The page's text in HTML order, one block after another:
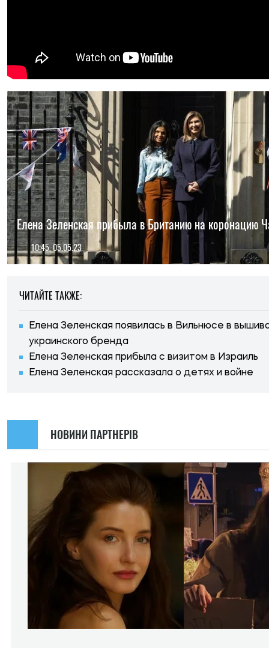
Елена Зеленская прибыла в Британию на коронацию
10:45, 05.05.23
ЧИТАЙТЕ ТАКЖЕ:
Елена Зеленская появилась в Вильнюсе в
украинского бренда
Елена Зеленская прибыла с визитом в Израиль
Елена Зеленская рассказала о детях и войне